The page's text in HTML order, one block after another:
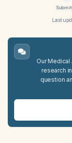
Last
Our
research
question